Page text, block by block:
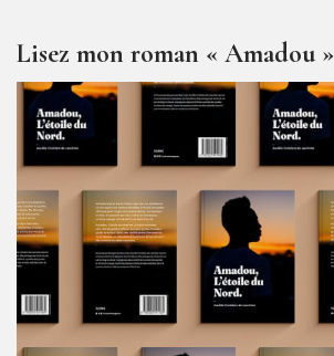
Lisez mon roman « Amadou »